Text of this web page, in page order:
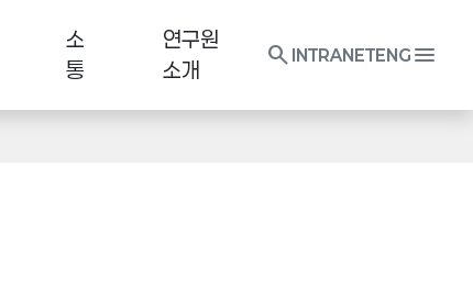
소
통
연구원
소개
search INTRANETENG menu